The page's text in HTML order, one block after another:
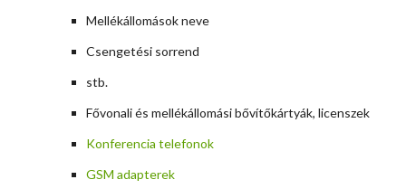
Mellékállomások neve
Csengetési sorrend
stb.
Fővonali és mellékállomási bővítőkártyák, licenszek
Konferencia telefonok
GSM adapterek